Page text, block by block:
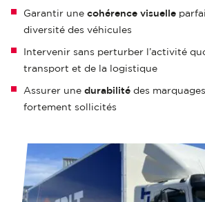
Garantir une cohérence visuelle
diversité des véhicules
Intervenir sans perturber l’activité
transport et de la logistique
Assurer une durabilité des
fortement sollicités